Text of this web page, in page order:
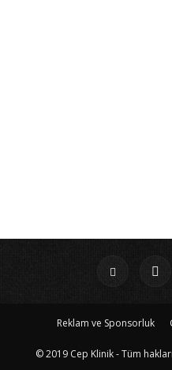
Reklam ve Sponsorluk
© 2019 Cep Klinik - Tüm